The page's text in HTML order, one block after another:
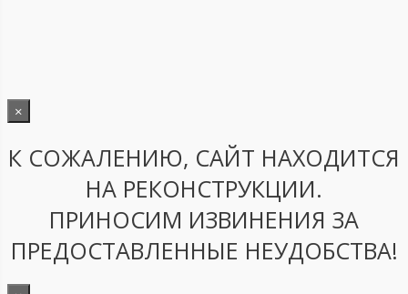
×
К СОЖАЛЕНИЮ, САЙТ НАХОДИТСЯ
НА РЕКОНСТРУКЦИИ.
ПРИНОСИМ ИЗВИНЕНИЯ ЗА
ПРЕДОСТАВЛЕННЫЕ НЕУДОБСТВА!